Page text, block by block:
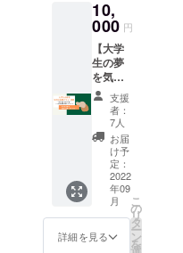
「THE
BOLY
OSAKA
」(宿泊
割引券)
・石川
県「ホ
テルパ
シ
フィッ
ク金
沢」(ド
リンク
サービ
ス券) ・
「toggl
め、ご
飯会の
日程は
お届け
予定
(2022年
9月)の
限りで
はあり
ませ
ん。 ※
各リ
ターン
の詳細
はプロ
トペー
対象者
の皆様
と調整
させて
いただ
きま
す。 ※
各リ
ターン
の詳細
はプロ
ジェク
トペー
ジ本文
をご確
認くだ
さい
す。 店
舗に置
いてく
ださる
方など
に！ 備
考欄
に、店
舗用の
場合は
「置い
てくだ
さるお
店の名
前」
を、個
人用の
10,
000 円
【大学
生の夢
を気軽
に応援
プラ
ン！
〈梅〉
】 特に
社会人
の方な
ど、大
学生
チーム
のFolte.
を応援
支援
者：
7人
お届
け予
定：
2022
年09
月
詳細を見る
こ
の
リ
タ
ー
ン
を